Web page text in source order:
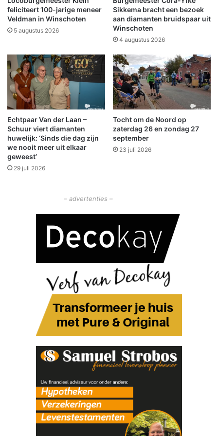
S
c
h
m
d
a
n
r
i
i
n
g
m
t
a
u
t
o
feliciteert 100-jarige meneer
Veldman in Winschoten
5 augustus 2026
Sikkema bracht een bezoek
aan diamanten bruidspaar uit
Winschoten
4 augustus 2026
Echtpaar Van der Laan –
Schuur viert diamanten
huwelijk: ‘Sinds die dag zijn
we nooit meer uit elkaar
geweest’
29 juli 2026
Tocht om de Noord op
zaterdag 26 en zondag 27
september
23 juli 2026
– advertenties –